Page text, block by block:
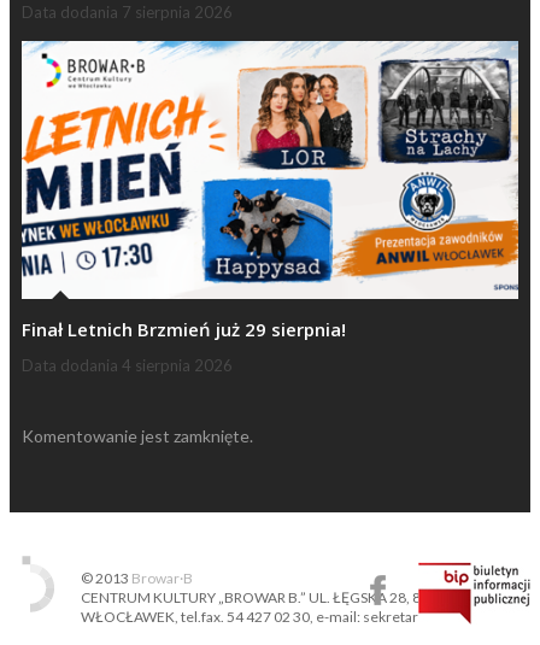
Data dodania 7 sierpnia 2026
Finał Letnich Brzmień już 29 sierpnia!
Data dodania 4 sierpnia 2026
Komentowanie jest zamknięte.
© 2013 Browar·B
CENTRUM KULTURY „BROWAR B.” UL. ŁĘGSKA 28, 87-800
WŁOCŁAWEK, tel.fax. 54 427 02 30, e-mail: sekretariat@ckbb.pl